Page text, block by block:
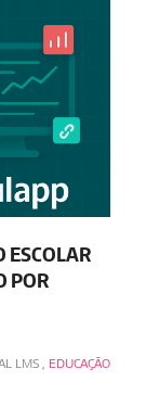
ESCOLAR
POR
LMS, EDUCAÇÃO